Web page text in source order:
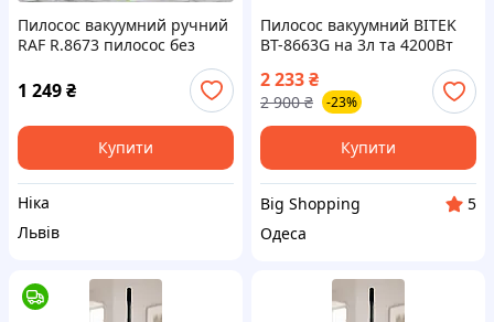
Пилосос вакуумний ручний
RAF R.8673 пилосос без
1 249₴
Купити
Ніка
Львів
Пилосос вакуумний BITEK
BT-8663G на 3л та 4200Вт
Побутовий пилосос без
мішка циклонного типу
2 233₴
2 900 ₴ -23%
Купити
Big Shopping
5
Одеса